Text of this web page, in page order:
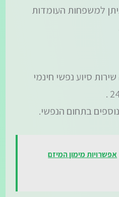
למשפחות העומדות
סיוע נפשי חינמי
נוספים בתחום הנפשי.
אפשרויות מימון המיזם